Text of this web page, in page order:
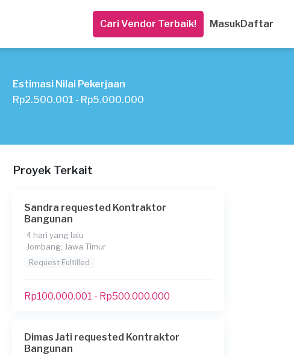
Cari Vendor Terbaik! MasukDaftar
Estimasi Nilai Pekerjaan
Rp2.500.001 - Rp5.000.000
Proyek Terkait
Sandra requested Kontraktor
Bangunan
4 hari yang lalu
Jombang, Jawa Timur
Request Fulfilled
Rp100.000.001 - Rp500.000.000
Dimas Jati requested Kontraktor
Bangunan